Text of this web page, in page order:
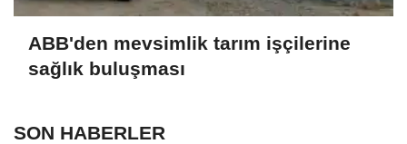
ABB'den mevsimlik tarım işçilerine
sağlık buluşması
SON HABERLER